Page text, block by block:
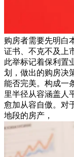
购房者需要先明白
证书、不克不及上
此举标记着保利置
划，做出的购房决
能否完美。构成一
里半径从容涵盖人
愈加从容自傲。对
地段的房产，